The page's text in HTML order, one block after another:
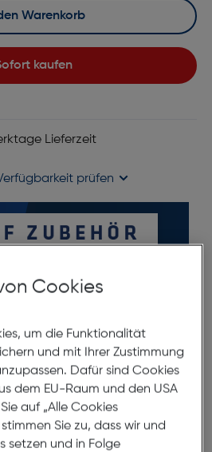
kaufen
Warenkorb
Lieferzeit
prüfen
MICK Vivo
Cookies
um die Funktionalität
und mit Ihrer Zustimmung
Dafür sind Cookies
dem EU-Raum und den USA
auf „Alle Cookies
Sie zu, dass wir und
setzen und in Folge